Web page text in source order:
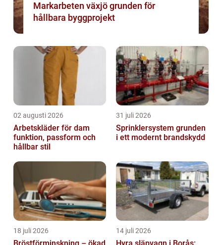
Markarbeten växjö grunden för
hållbara byggprojekt
02 augusti 2026
Arbetskläder för dam
funktion, passform och
hållbar stil
31 juli 2026
Sprinklersystem grunden
i ett modernt brandskydd
18 juli 2026 14 juli 2026